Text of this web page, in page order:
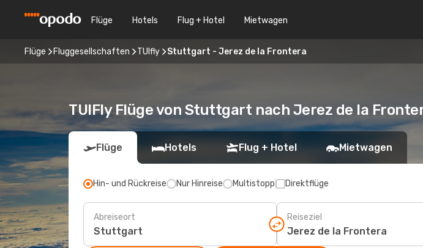
Flüge Hotels Flug + Hotel Mietwagen
Flüge Fluggesellschaften TUIfly Stuttgart - Jerez de la Frontera
TUIFly Flüge von Stuttgart nach Jerez de la
Flüge Hotels Flug + Hotel Mietwagen
Hin- und Rückreise Nur Hinreise Multistopp Direktflüge
Abreiseort Reiseziel